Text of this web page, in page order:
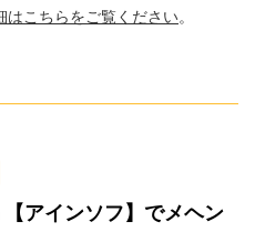
はこちらをご覧ください。
アインソフ】でメヘン